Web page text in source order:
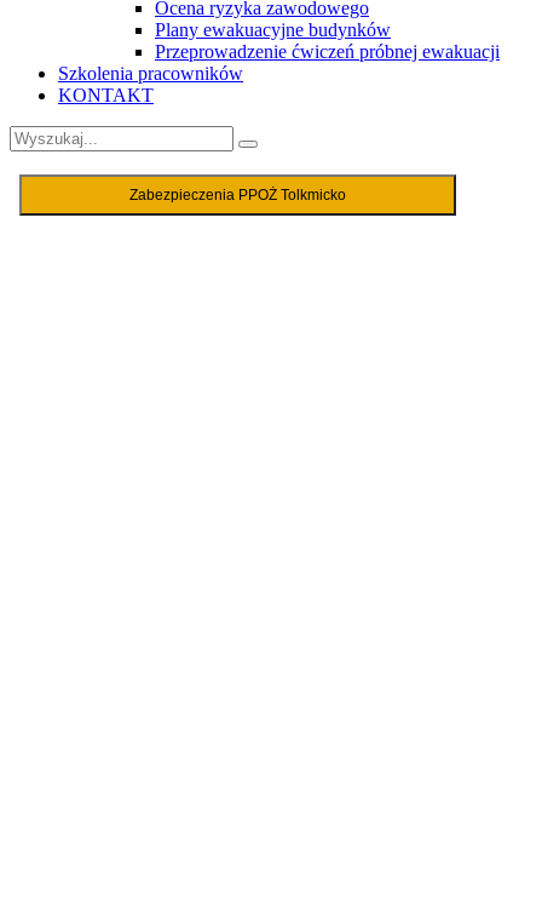
Ocena ryzyka zawodowego
Plany ewakuacyjne budynków
Przeprowadzenie ćwiczeń próbnej ewakuacji
Szkolenia pracowników
KONTAKT